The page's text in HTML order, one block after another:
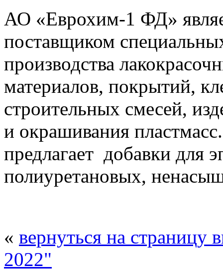
АО «Еврохим-1 ФД»
поставщиком
производства
материалов, покрытий,
строительных смесей,
и окрашивания
предлагает добавки для
полиуретановых,
« вернуться на страницу
2022"